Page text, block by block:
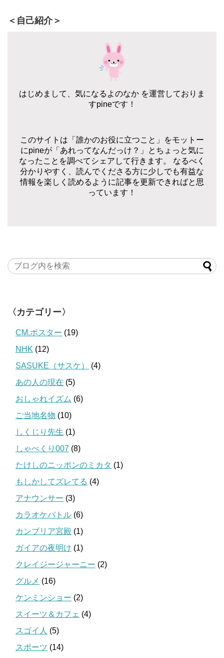
＜自己紹介＞
はじめまして、気になるよのなか を運営しておりま
すpineです！
このサイトは「誰かのお役に立つこと」をモットー
にpineが「あれってなんだっけ？」とちょっと気に
なったことを調べてシェアして行きます。 なるべく
分かりやすく、読んでくださる方に少しでも有益な
情報を楽しく読めるように記事を更新できればと思
っています！
〈カテゴリー〉
CM.ポスター (19)
NHK (12)
SASUKE（サスケ）
(4)
あの人の現在 (5)
おしゃれイズム (6)
ご当地名物 (10)
しくじり先生 (1)
しゃべくり007 (8)
たけしのニッポンのミカタ (1)
もしかしてズレてる (4)
アナウンサー (3)
カラオケバトル (6)
カンブリア宮殿 (1)
ガイアの夜明け (1)
クレイジージャーニー (2)
グルメ (16)
ケンミンショー (2)
スイーツ＆カフェ (4)
スゴイ人 (5)
スポーツ (14)